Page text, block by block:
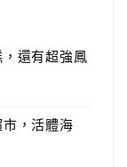
，還有超強鳳
市，活體海